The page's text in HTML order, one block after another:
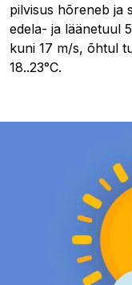
pilvisus hõreneb ja
edela- ja läänetuul
kuni 17 m/s, õhtul
18..23°C.